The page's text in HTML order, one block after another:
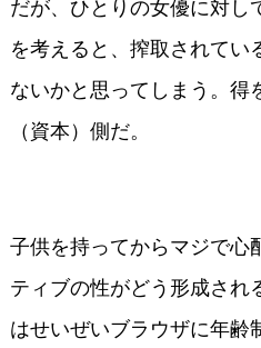
を考えると、搾取されてい
ないかと思ってしまう。得
（資本）側だ。
子供を持ってからマジで心
ティブの性がどう形成され
はせいぜいブラウザに年齢